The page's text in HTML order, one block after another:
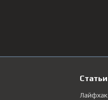
Статьи
Лайфхак